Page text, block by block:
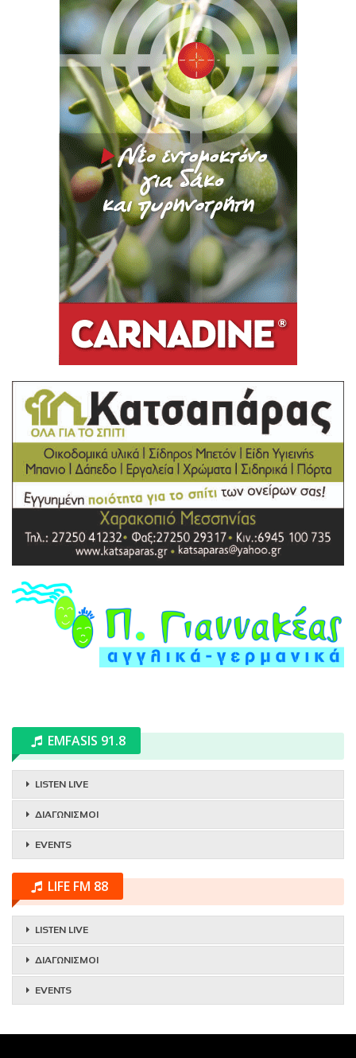
EMFASIS 91.8
LISTEN LIVE
ΔΙΑΓΩΝΙΣΜΟΙ
EVENTS
LIFE FM 88
LISTEN LIVE
ΔΙΑΓΩΝΙΣΜΟΙ
EVENTS